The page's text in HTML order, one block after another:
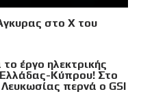
στο X του
έργο ηλεκτρικής
Κύπρου! Στο
περνά ο GSI